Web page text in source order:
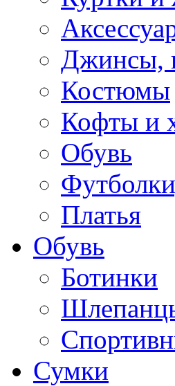
Джинсы,
Костюмы
Кофты и
Обувь
Платья
Обувь
Ботинки
Сумки